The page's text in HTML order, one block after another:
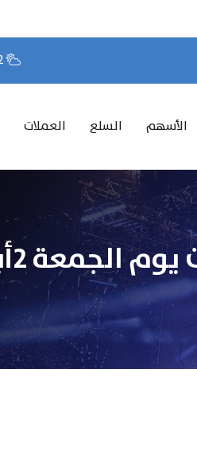
22 درجة مئوية
الأسهم السلع العملات
2أبريل 2021…